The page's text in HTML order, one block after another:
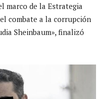
marco de la Estrategia
combate a la corrupción
Sheinbaum», finalizó